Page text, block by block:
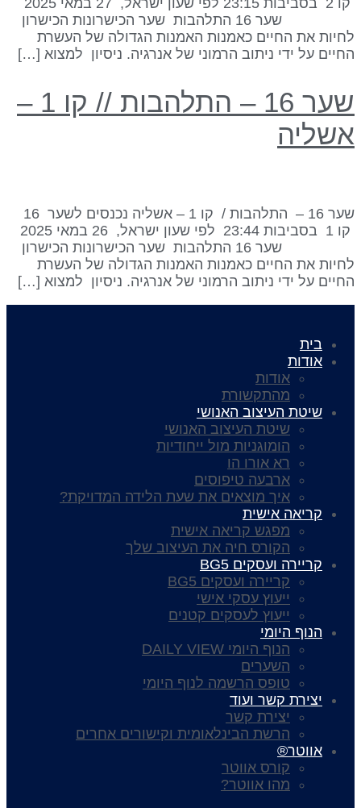
קו 2 בסביבות 23:15 לפי שעון ישראל, 27 במאי 2025
שער 16 התלהבות שער הכישרונות הכישרון
את החיים כאמנות האמנות הגדולה של העשרת
על ידי ניתוב הרמוני של אנרגיה. ניסיון למצוא […]
שער 16 – התלהבות // קו 1 –
שער 16 – התלהבות / קו 1 – אשליה נכנסים לשער 16
קו 1 בסביבות 23:44 לפי שעון ישראל, 26 במאי 2025
שער 16 התלהבות שער הכישרונות הכישרון
את החיים כאמנות האמנות הגדולה של העשרת
על ידי ניתוב הרמוני של אנרגיה. ניסיון למצוא […]
בית
אודות
אודות
מהתקשורת
שיטת העיצוב האנושי
שיטת העיצוב האנושי
הומוגניות מול ייחודיות
רא אורו הו
ארבעה טיפוסים
איך מוצאים את שעת הלידה המדויקת?
קריאה אישית
מפגש קריאה אישית
הקורס חיה את העיצוב שלך
קריירה ועסקים BG5
קריירה ועסקים BG5
ייעוץ עסקי אישי
ייעוץ לעסקים קטנים
הנוף היומי
הנוף היומי DAILY VIEW
השערים
טופס הרשמה לנוף היומי
יצירת קשר ועוד
יצירת קשר
הרשת הבינלאומית וקישורים אחרים
אווטר®
קורס אווטר
מהו אווטר?